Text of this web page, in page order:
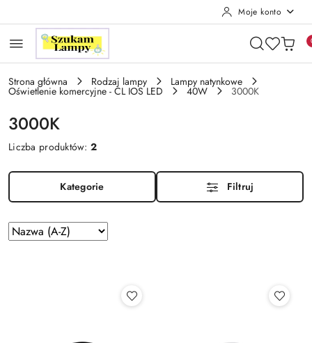
Moje konto
Strona główna Rodzaj lampy Lampy natynkowe
Oświetlenie komercyjne - CL IOS LED 40W 3000K
3000K
Liczba produktów:2
Kategorie Filtruj
Zastosowano
sortowanie:
Sortuj
według